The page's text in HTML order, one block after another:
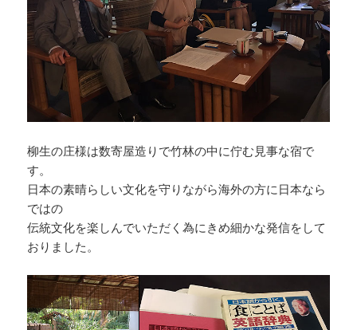
柳生の庄様は数寄屋造りで竹林の中に佇む見事な宿で
す。
日本の素晴らしい文化を守りながら海外の方に日本なら
ではの
伝統文化を楽しんでいただく為にきめ細かな発信をして
おりました。